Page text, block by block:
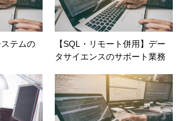
テムの
【SQL・リモート併用】デー
タサイエンスのサポート業務